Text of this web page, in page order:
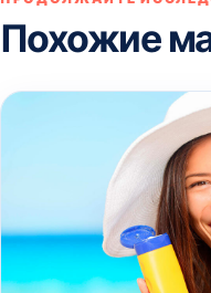
Похожие